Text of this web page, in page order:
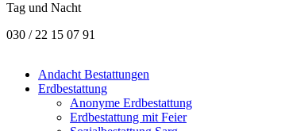
Tag und Nacht
030 / 22 15 07 91
Andacht Bestattungen
Erdbestattung
Anonyme Erdbestattung
Erdbestattung mit Feier